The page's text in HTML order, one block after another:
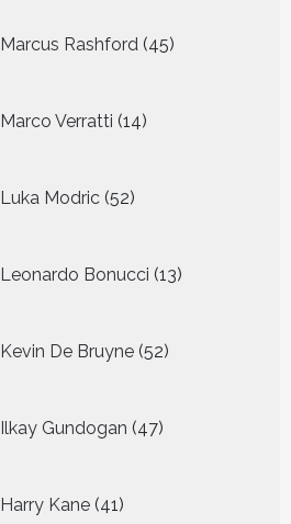
Marcus Rashford 45
producten
Marco Verratti 14
producten
Luka Modric 52
producten
Leonardo Bonucci 13
producten
Kevin De Bruyne 52
producten
Ilkay Gundogan 47
producten
Harry Kane 41
producten